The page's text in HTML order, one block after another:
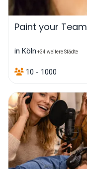
Paint your Team
in Köln +34 weitere Städte
10 - 1000